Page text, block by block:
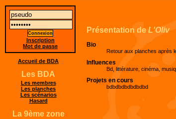
Présentation de L'Oliv
Bio
Retour aux planches après
Influences
Bd, littérature, cinéma,
Projets en cours
bdbdbdbdbdbdbd
Inscription
Mot de passe
Accueil de BDA
Les BDA
Les membres
Les planches
Les scénarios
Hasard
La 9ème zone